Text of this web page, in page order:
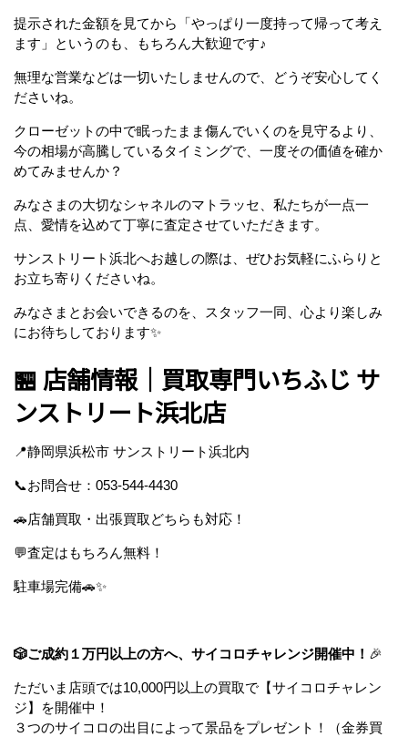
提示された金額を見てから「やっぱり一度持って帰って考え
ます」というのも、もちろん大歓迎です♪
無理な営業などは一切いたしませんので、どうぞ安心してく
ださいね。
クローゼットの中で眠ったまま傷んでいくのを見守るより、
今の相場が高騰しているタイミングで、一度その価値を確か
めてみませんか？
みなさまの大切なシャネルのマトラッセ、私たちが一点一
点、愛情を込めて丁寧に査定させていただきます。
サンストリート浜北へお越しの際は、ぜひお気軽にふらりと
お立ち寄りくださいね。
みなさまとお会いできるのを、スタッフ一同、心より楽しみ
にお待ちしております✨
🏪 店舗情報｜買取専門いちふじ サ
ンストリート浜北店
📍静岡県浜松市 サンストリート浜北内
📞お問合せ：053-544-4430
🚗店舗買取・出張買取どちらも対応！
💬査定はもちろん無料！
駐車場完備🚗✨
🎲ご成約１万円以上の方へ、サイコロチャレンジ開催中！ 🎉
ただいま店頭では10,000円以上の買取で【サイコロチャレン
ジ】を開催中！
３つのサイコロの出目によって景品をプレゼント！（金券買